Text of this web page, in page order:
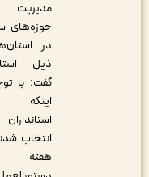
حوزه‌های سلامت
در استان‌ها در
ذیل استانداری
گفت: با توجه به
اینکه بیشتر
استانداران کشور
انتخاب شدند، در
هفته آینده